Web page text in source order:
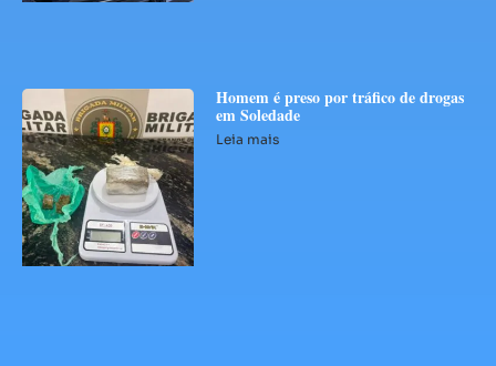
Homem é preso por tráfico de drogas
em Soledade
Leia mais